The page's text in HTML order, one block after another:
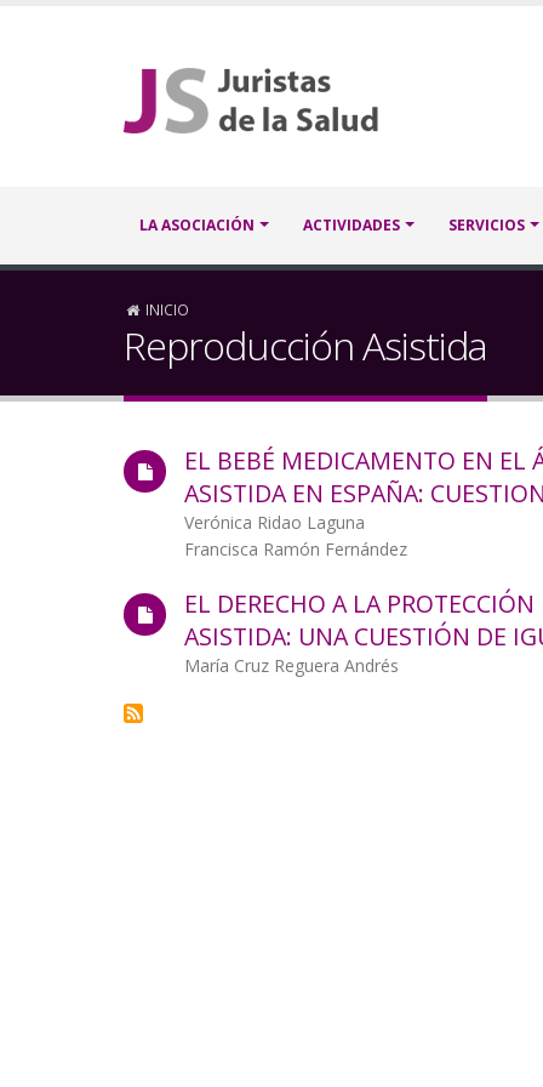
Navegación
principal
LA ASOCIACIÓN ACTIVIDADES SERVICIOS
Sobrescribir
enlaces
ayuda
navegación
INICIO
Reproducción Asistida
EL BEBÉ MEDICAMENTO EN EL
ASISTIDA EN ESPAÑA:
Autor/a
Verónica Ridao Laguna
Francisca Ramón Fernández
EL DERECHO A LA
ASISTIDA: UNA CUESTIÓN DE
Autor/a
María Cruz Reguera Andrés